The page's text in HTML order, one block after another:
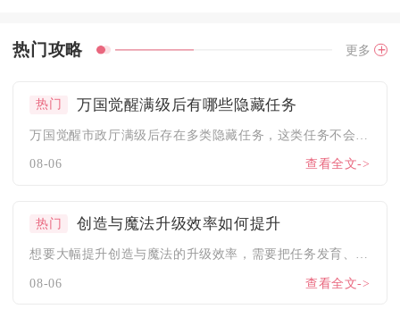
热门攻略 更多
热门 万国觉醒满级后有哪些隐藏任务
08-06 查看全文->
热门 创造与魔法升级效率如何提升
想要大幅提升创造与魔法的升级效率，需要把任务发育、资源采集、...
08-06 查看全文->